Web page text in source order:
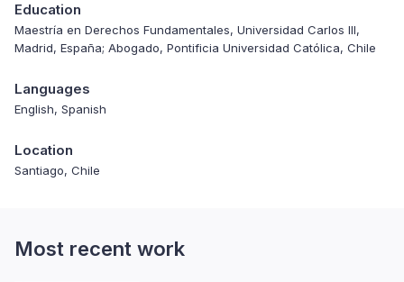
Education
Maestría en Derechos Fundamentales, Universidad Carlos III,
Madrid, España; Abogado, Pontificia Universidad Católica, Chile
Languages
English, Spanish
Location
Santiago, Chile
Most recent work